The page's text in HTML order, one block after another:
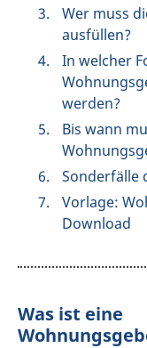
Wer muss
ausfüllen?
In welcher
werden?
Bis wann
Sonderfälle
Vorlage:
Download
Was ist eine